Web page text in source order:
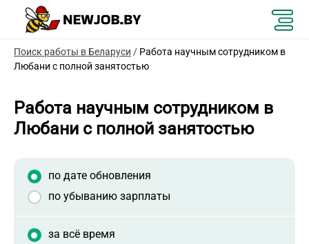
Поиск работы в Беларуси / Работа научным сотрудником в
Любани с полной занятостью
Работа научным сотрудником в
Любани с полной занятостью
по дате обновления
по убыванию зарплаты
за всё время